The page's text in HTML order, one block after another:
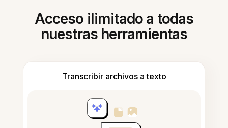
Acceso ilimitado a todas
nuestras herramientas
Transcribir archivos a texto